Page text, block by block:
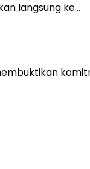
langsung ke…